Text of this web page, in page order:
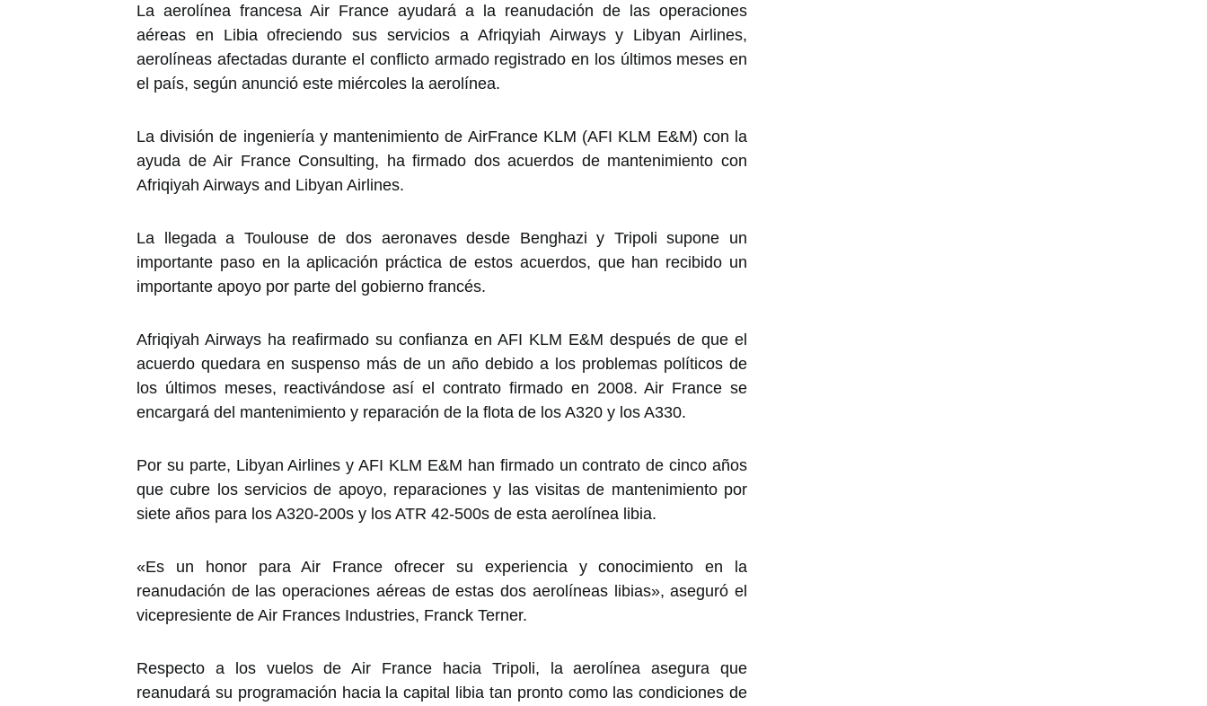
La aerolínea francesa Air France ayudará a la reanudación de las operaciones
aéreas en Libia ofreciendo sus servicios a Afriqyiah Airways y Libyan Airlines,
aerolíneas afectadas durante el conflicto armado registrado en los últimos meses en
el país, según anunció este miércoles la aerolínea.
La división de ingeniería y mantenimiento de AirFrance KLM (AFI KLM E&M) con la
ayuda de Air France Consulting, ha firmado dos acuerdos de mantenimiento con
Afriqiyah Airways and Libyan Airlines.
La llegada a Toulouse de dos aeronaves desde Benghazi y Tripoli supone un
importante paso en la aplicación práctica de estos acuerdos, que han recibido un
importante apoyo por parte del gobierno francés.
Afriqiyah Airways ha reafirmado su confianza en AFI KLM E&M después de que el
acuerdo quedara en suspenso más de un año debido a los problemas políticos de
los últimos meses, reactivándose así el contrato firmado en 2008. Air France se
encargará del mantenimiento y reparación de la flota de los A320 y los A330.
Por su parte, Libyan Airlines y AFI KLM E&M han firmado un contrato de cinco años
que cubre los servicios de apoyo, reparaciones y las visitas de mantenimiento por
siete años para los A320-200s y los ATR 42-500s de esta aerolínea libia.
«Es un honor para Air France ofrecer su experiencia y conocimiento en la
reanudación de las operaciones aéreas de estas dos aerolíneas libias», aseguró el
vicepresiente de Air Frances Industries, Franck Terner.
Respecto a los vuelos de Air France hacia Tripoli, la aerolínea asegura que
reanudará su programación hacia la capital libia tan pronto como las condiciones de